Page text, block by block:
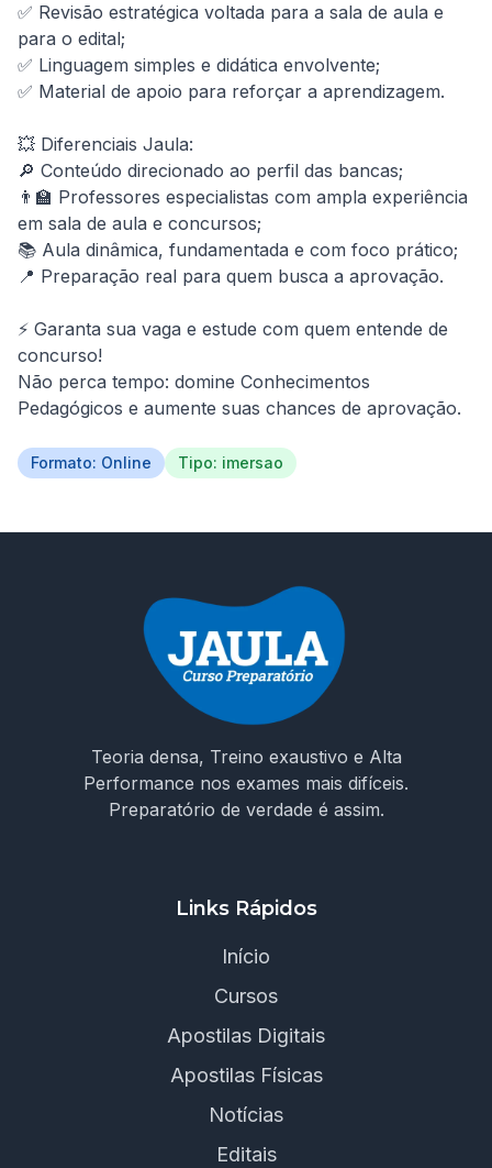
✅ Revisão estratégica voltada para a sala de aula e
para o edital;
✅ Linguagem simples e didática envolvente;
✅ Material de apoio para reforçar a aprendizagem.
💥 Diferenciais Jaula:
🔎 Conteúdo direcionado ao perfil das bancas;
👨‍🏫 Professores especialistas com ampla experiência
em sala de aula e concursos;
📚 Aula dinâmica, fundamentada e com foco prático;
📍 Preparação real para quem busca a aprovação.
⚡ Garanta sua vaga e estude com quem entende de
concurso!
Não perca tempo: domine Conhecimentos
Pedagógicos e aumente suas chances de aprovação.
Formato: Online Tipo: imersao
Teoria densa, Treino exaustivo e Alta
Performance nos exames mais difíceis.
Preparatório de verdade é assim.
Links Rápidos
Início
Cursos
Apostilas Digitais
Apostilas Físicas
Notícias
Editais